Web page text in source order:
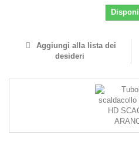
Aggiungi alla lista dei
desideri